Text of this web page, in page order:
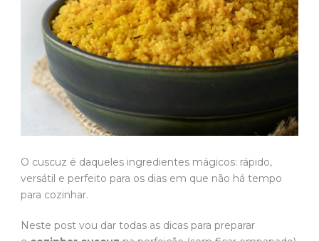
O cuscuz é daqueles ingredientes mágicos: rápido,
versátil e perfeito para os dias em que não há tempo
para cozinhar.
Neste post vou dar todas as dicas para preparar